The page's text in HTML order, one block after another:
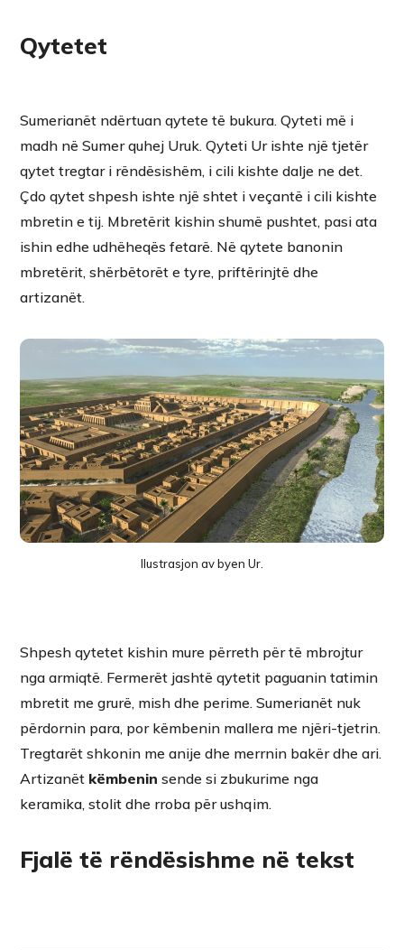
Qytetet
Sumerianët ndërtuan qytete të bukura. Qyteti më i
madh në Sumer quhej Uruk. Qyteti Ur ishte një tjetër
qytet tregtar i rëndësishëm, i cili kishte dalje ne det.
Çdo qytet shpesh ishte një shtet i veçantë i cili kishte
mbretin e tij. Mbretërit kishin shumë pushtet, pasi ata
ishin edhe udhëheqës fetarë. Në qytete banonin
mbretërit, shërbëtorët e tyre, priftërinjtë dhe
artizanët.
Ilustrasjon av byen Ur.
Shpesh qytetet kishin mure përreth për të mbrojtur
nga armiqtë. Fermerët jashtë qytetit paguanin tatimin
mbretit me grurë, mish dhe perime. Sumerianët nuk
përdornin para, por këmbenin mallera me njëri-tjetrin.
Tregtarët shkonin me anije dhe merrnin bakër dhe ari.
Artizanët këmbenin sende si zbukurime nga
keramika, stolit dhe rroba për ushqim.
Fjalë të rëndësishme në tekst